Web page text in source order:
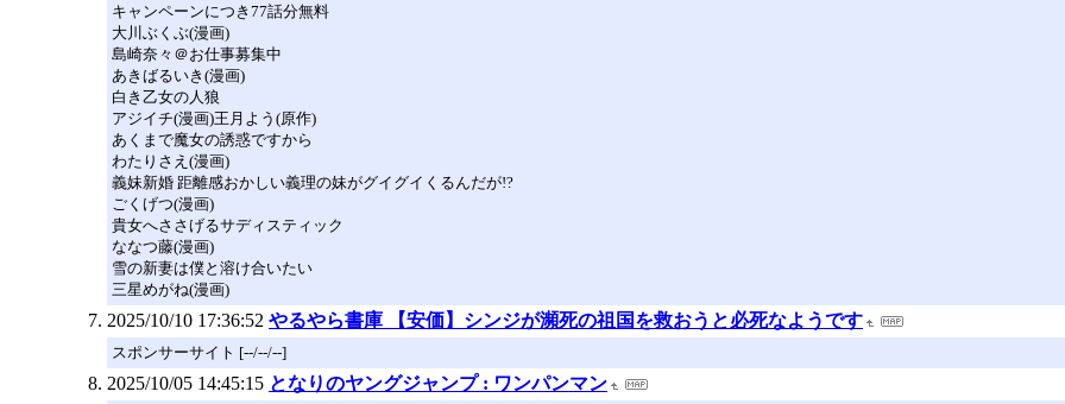
キャンペーンにつき77話分無料
大川ぶくぶ(漫画)
島崎奈々＠お仕事募集中
あきばるいき(漫画)
白き乙女の人狼
アジイチ(漫画)王月よう(原作)
あくまで魔女の誘惑ですから
わたりさえ(漫画)
義妹新婚 距離感おかしい義理の妹がグイグイくるんだが!?
ごくげつ(漫画)
貴女へささげるサディスティック
ななつ藤(漫画)
雪の新妻は僕と溶け合いたい
三星めがね(漫画)
2025/10/10 17:36:52 やるやら書庫 【安価】シンジが瀕死の祖国を救おうと必死なようです
スポンサーサイト [--/--/--]
2025/10/05 14:45:15 となりのヤングジャンプ : ワンパンマン